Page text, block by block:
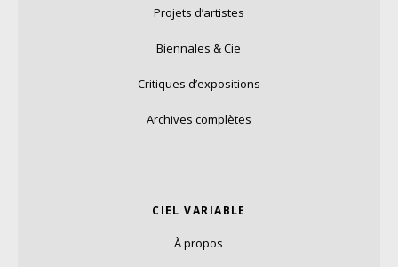
Projets d’artistes
Biennales & Cie
Critiques d’expositions
Archives complètes
CIEL VARIABLE
À propos